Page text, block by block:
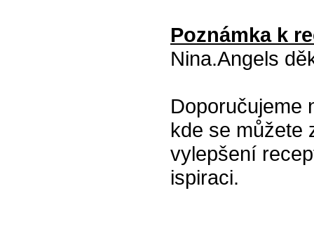
Poznámka k
Nina.Angels
Doporučujeme
kde se můžete
vylepšení
ispiraci.